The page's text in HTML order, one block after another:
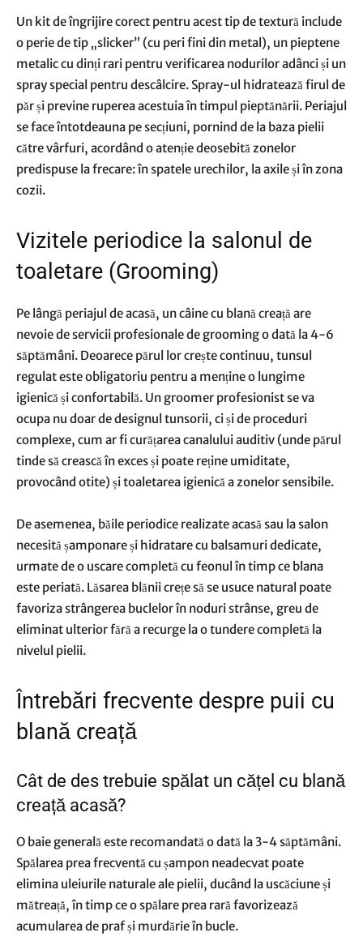
Un kit de îngrijire corect pentru acest tip de textură include
o perie de tip „slicker” (cu peri fini din metal), un pieptene
metalic cu dinți rari pentru verificarea nodurilor adânci și un
spray special pentru descâlcire. Spray-ul hidratează firul de
păr și previne ruperea acestuia în timpul pieptănării. Periajul
se face întotdeauna pe secțiuni, pornind de la baza pielii
către vârfuri, acordând o atenție deosebită zonelor
predispuse la frecare: în spatele urechilor, la axile și în zona
cozii.
Vizitele periodice la salonul de
toaletare (Grooming)
Pe lângă periajul de acasă, un câine cu blană creață are
nevoie de servicii profesionale de grooming o dată la 4-6
săptămâni. Deoarece părul lor crește continuu, tunsul
regulat este obligatoriu pentru a menține o lungime
igienică și confortabilă. Un groomer profesionist se va
ocupa nu doar de designul tunsorii, ci și de proceduri
complexe, cum ar fi curățarea canalului auditiv (unde părul
tinde să crească în exces și poate reține umiditate,
provocând otite) și toaletarea igienică a zonelor sensibile.
De asemenea, băile periodice realizate acasă sau la salon
necesită șamponare și hidratare cu balsamuri dedicate,
urmate de o uscare completă cu feonul în timp ce blana
este periată. Lăsarea blănii crețe să se usuce natural poate
favoriza strângerea buclelor în noduri strânse, greu de
eliminat ulterior fără a recurge la o tundere completă la
nivelul pielii.
Întrebări frecvente despre puii cu
blană creață
Cât de des trebuie spălat un cățel cu blană
creață acasă?
O baie generală este recomandată o dată la 3-4 săptămâni.
Spălarea prea frecventă cu șampon neadecvat poate
elimina uleiurile naturale ale pielii, ducând la uscăciune și
mătreață, în timp ce o spălare prea rară favorizează
acumularea de praf și murdărie în bucle.